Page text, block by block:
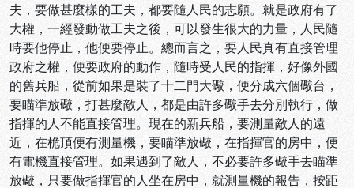
夫，要做甚麼樣的工夫，都要隨人民的志願。就是政府有了
大權，一經發動做工夫之後，可以發生很大的力量，人民隨
時要他停止，他便要停止。總而言之，要人民真有直接管理
政府之權，便要政府的動作，隨時受人民的指揮，好像外國
的舊兵船，從前如果是裝了十二門大礮，便分成六個礮台，
要瞄準放礮，打甚麼敵人，都是由許多礮手去分別執行，做
指揮的人不能直接管理。現在的新兵船，要測量敵人的遠
近，在桅頂便有測量機，要瞄準放礮，在指揮官的房中，便
有電機直接管理。如果遇到了敵人，不必要許多礮手去瞄準
放礮，只要做指揮官的人坐在房中，就測量機的報告，按距